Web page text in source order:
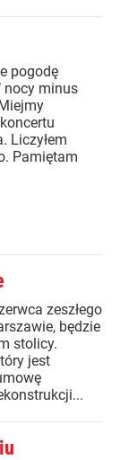
pogodę
nocy minus
Liczyłem
Pamiętam
zeszłego
będzie
stolicy.
jest